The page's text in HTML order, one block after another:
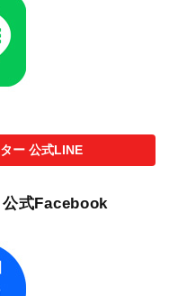
ー 公式LINE
式Facebook